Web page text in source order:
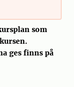
som
ges finns på